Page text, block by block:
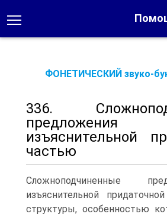
ФОНЕТИЧЕСКИЙ звуко-
336.
изъяснительной
частью
Сложноподчиненные
изъяснительной
структуры, особенностью